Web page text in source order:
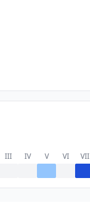
III IV V VI VII